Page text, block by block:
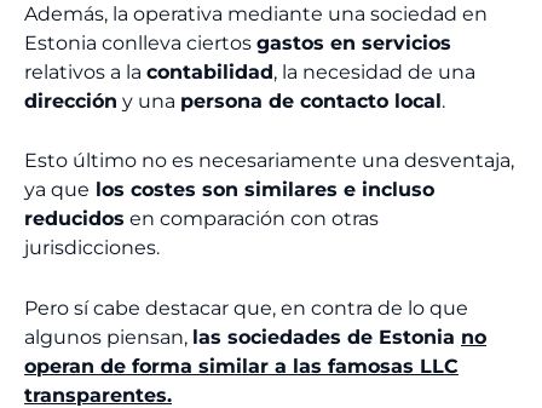
Además, la operativa mediante una sociedad en
Estonia conlleva ciertos gastos en servicios
relativos a la contabilidad, la necesidad de una
dirección y una persona de contacto local.
Esto último no es necesariamente una desventaja,
ya que los costes son similares e incluso
reducidos en comparación con otras
jurisdicciones.
Pero sí cabe destacar que, en contra de lo que
algunos piensan, las sociedades de Estonia no
operan de forma similar a las famosas LLC
transparentes.